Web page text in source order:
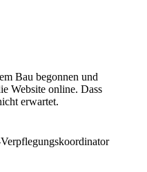
Bau begonnen und
Website online. Dass
erwartet.